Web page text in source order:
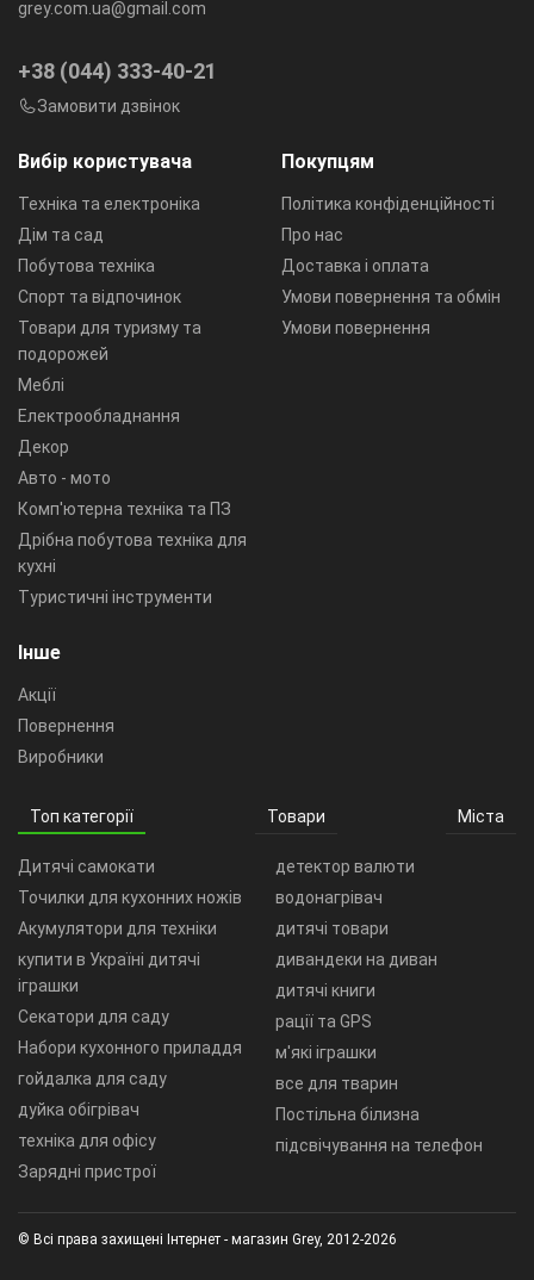
Вибір користувача
Техніка та електроніка
Дім та сад
Побутова техніка
Спорт та відпочинок
Товари для туризму та
подорожей
Меблі
Електрообладнання
Декор
Авто - мото
Комп'ютерна техніка та ПЗ
Дрібна побутова техніка для
кухні
Туристичні інструменти
Покупцям
Політика конфіденційності
Про нас
Доставка і оплата
Умови повернення та обмін
Умови повернення
Інше
Акції
Повернення
Виробники
grey.com.ua@gmail.com
+38 (044) 333-40-21
Замовити дзвінок
Топ категорії Товари Міста
Дитячі самокати
Точилки для кухонних ножів
Акумулятори для техніки
купити в Україні дитячі
іграшки
Секатори для саду
Набори кухонного приладдя
гойдалка для саду
дуйка обігрівач
техніка для офісу
Зарядні пристрої
детектор валюти
водонагрівач
дитячі товари
дивандеки на диван
дитячі книги
рації та GPS
м'які іграшки
все для тварин
Постільна білизна
підсвічування на телефон
© Всі права захищені Інтернет - магазин Grey, 2012-2026